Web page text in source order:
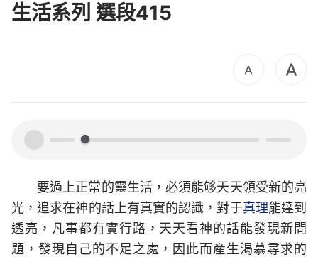
生活系列 選段415
00:00 00:00
要過上正常的靈生活，必須能够天天領受新的亮
光，追求在神的話上有真實的認識，對于真理能達到
透亮，凡事都有實行路，天天看神的話能發現新問
題，發現自己的不足之處，因此而産生渴慕尋求的